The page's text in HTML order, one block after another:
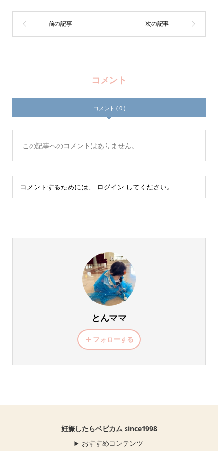
コメント
コメント ( 0 )
この記事へのコメントはありません。
コメントするためには、 ログイン してください。
とんママ
フォローする
妊娠したらベビカム since1998
おすすめコンテンツ